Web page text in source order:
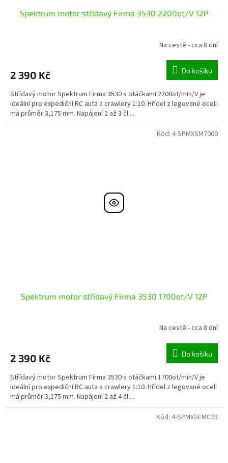
Spektrum motor střídavý Firma 3530 2200ot/V 12P
Na cestě - cca 8 dní
2 390 Kč Do košíku
Střídavý motor Spektrum Firma 3530 s otáčkami 2200ot/min/V je
ideální pro expediční RC auta a crawlery 1:10. Hřídel z legované oceli
má průměr 3,175 mm. Napájení 2 až 3 čl....
Spektrum motor střídavý Firma 3530 1700ot/V 12P
Na cestě - cca 8 dní
2 390 Kč Do košíku
Střídavý motor Spektrum Firma 3530 s otáčkami 1700ot/min/V je
ideální pro expediční RC auta a crawlery 1:10. Hřídel z legované oceli
má průměr 3,175 mm. Napájení 2 až 4 čl....
Kód: 4-SPMXSM7000
Kód: 4-SPMXSEMC23